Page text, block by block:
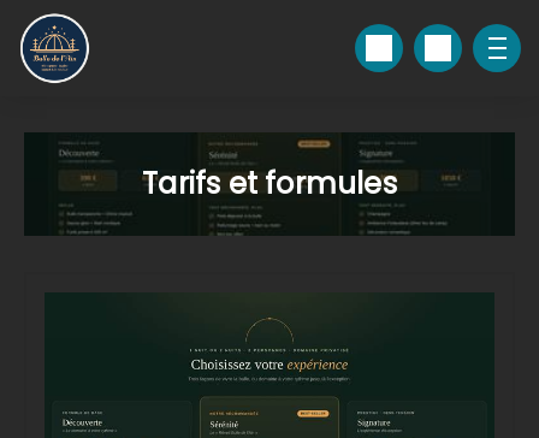
Tarifs et formules